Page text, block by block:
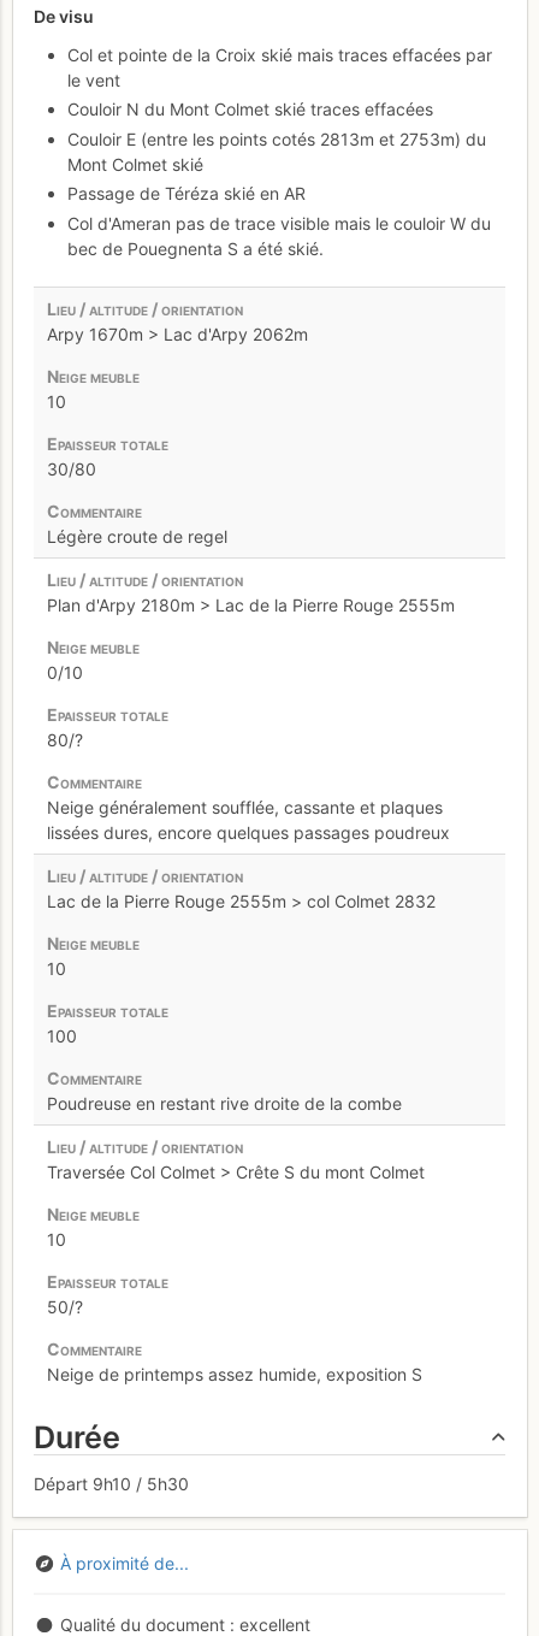
De visu
Col et pointe de la Croix skié mais traces effacées par
le vent
Couloir N du Mont Colmet skié traces effacées
Couloir E (entre les points cotés 2813m et 2753m) du
Mont Colmet skié
Passage de Téréza skié en AR
Col d'Ameran pas de trace visible mais le couloir W du
bec de Pouegnenta S a été skié.
Arpy 1670m > Lac d'Arpy 2062m
10
30/80
Légère croute de regel
Plan d'Arpy 2180m > Lac de la Pierre Rouge 2555m
0/10
80/?
Neige généralement soufflée, cassante et plaques
lissées dures, encore quelques passages poudreux
Lac de la Pierre Rouge 2555m > col Colmet 2832
10
100
Poudreuse en restant rive droite de la combe
Traversée Col Colmet > Crête S du mont Colmet
10
50/?
Neige de printemps assez humide, exposition S
Durée
Départ 9h10 / 5h30
À proximité de...
Qualité du document excellent